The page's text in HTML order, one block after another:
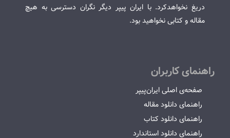
دریغ نخواهدکرد. با ایران پیپر دیگر نگران دسترسی به هیچ
مقاله و کتابی نخواهید بود.
راهنمای کاربران
صفحه‌ی اصلی ایران‌پیپر
راهنمای دانلود مقاله
راهنمای دانلود کتاب
راهنمای دانلود استاندارد